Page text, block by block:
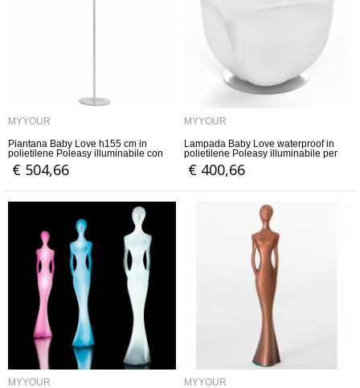
MYYOUR
Piantana Baby Love h155 cm in
polietilene Poleasy illuminabile con
base bianca per uso esterno
€ 504,66
MYYOUR
Lampada Baby Love waterproof in
polietilene Poleasy illuminabile per
uso esterno a batteria
€ 400,66
MYYOUR
MYYOUR